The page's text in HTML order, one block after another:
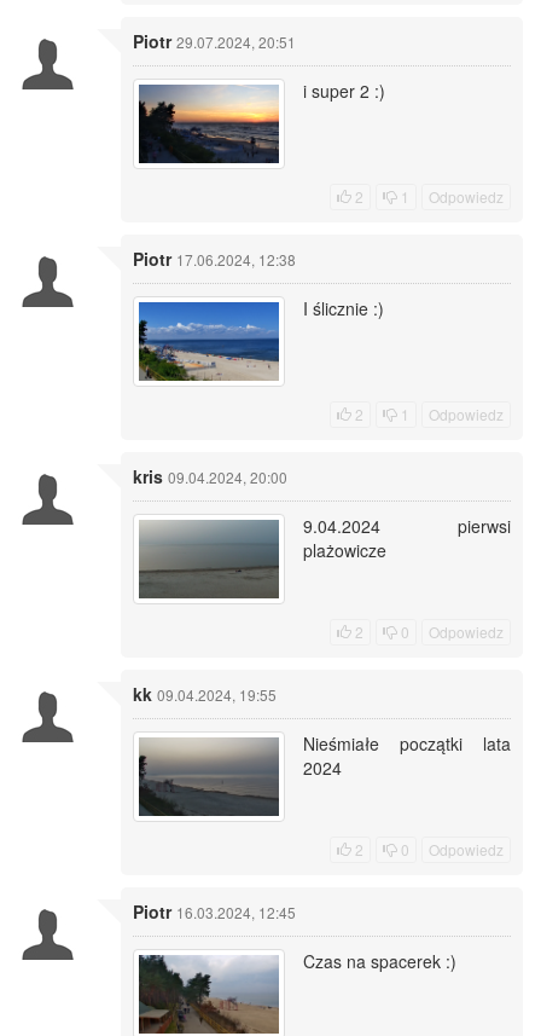
Piotr 29.07.2024, 20:51
i super 2 :)
2 1 Odpowiedz
Piotr 17.06.2024, 12:38
I ślicznie :)
2 1 Odpowiedz
kris 09.04.2024, 20:00
9.04.2024 pierwsi
plażowicze
2 0 Odpowiedz
kk 09.04.2024, 19:55
Nieśmiałe początki lata
2024
2 0 Odpowiedz
Piotr 16.03.2024, 12:45
Czas na spacerek :)